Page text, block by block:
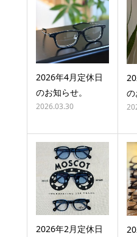
2026年4月定休日
のお知らせ。
2026.03.30
の
2026年2月定休日